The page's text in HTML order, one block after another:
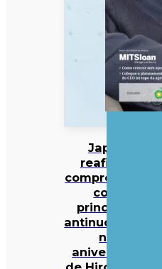
Japão
reafirma
compromisso
com
princípios
antinucleares
no
aniversário